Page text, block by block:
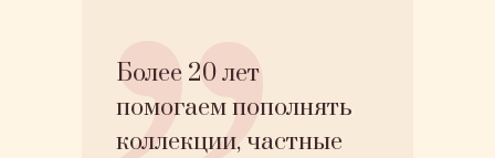
Более 20 лет
помогаем пополнять
коллекции, частные